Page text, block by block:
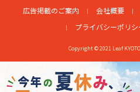
広告掲載のご案内 会社概要
プライバシーポリシ
Copyright © 2021 Leaf